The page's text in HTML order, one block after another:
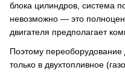
блока цилиндров, система
невозможно — это
двигателя предполагает
Поэтому переоборудование
только в двухтопливное